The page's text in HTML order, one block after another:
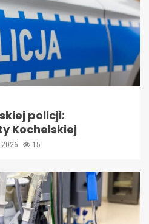
policji:
Kochelskiej
15